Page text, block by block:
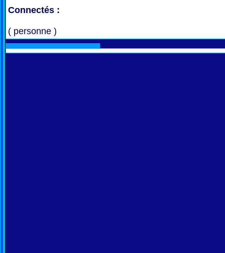
Connectés :
( personne )